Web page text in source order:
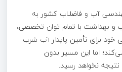
آب و فاضلاب کشور به
و بهداشت با تمام توان تخصصی،
خود برای تأمین پایدار آب شرب
اما این مسیر بدون
نخواهد رسید.